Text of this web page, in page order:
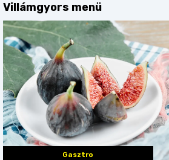
Villámgyors menü
Gasztro